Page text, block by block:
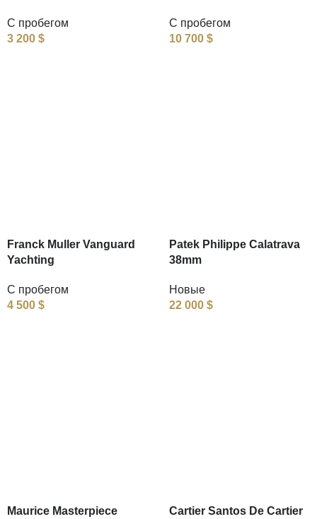
С пробегом
3 200 $
С пробегом
10 700 $
Franck Muller Vanguard
Yachting
С пробегом
4 500 $
Patek Philippe Calatrava
38mm
Новые
22 000 $
Maurice Masterpiece
Cartier Santos De Cartier